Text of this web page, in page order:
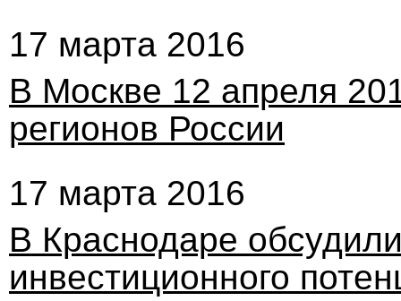
17 марта 2016
В Москве 12 апреля
регионов России
17 марта 2016
В Краснодаре
инвестиционного